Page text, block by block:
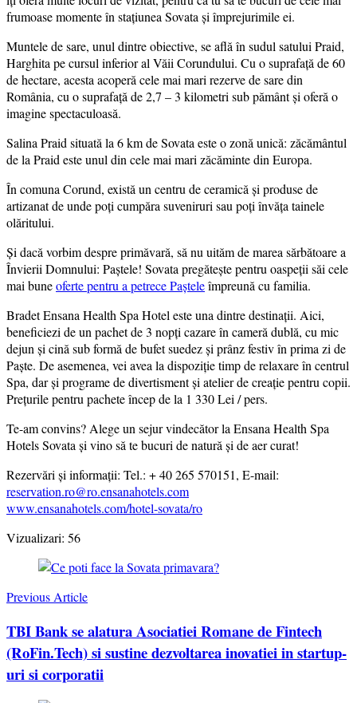
frumoase momente în stațiunea Sovata și împrejurimile ei.
Muntele de sare, unul dintre obiective, se află în sudul satului Praid,
Harghita pe cursul inferior al Văii Corundului. Cu o suprafață de 60
de hectare, acesta acoperă cele mai mari rezerve de sare din
România, cu o suprafață de 2,7 – 3 kilometri sub pământ şi oferă o
imagine spectaculoasă.
Salina Praid situată la 6 km de Sovata este o zonă unică: zăcământul
de la Praid este unul din cele mai mari zăcăminte din Europa.
În comuna Corund, există un centru de ceramică şi produse de
artizanat de unde poți cumpăra suveniruri sau poți învăţa tainele
olăritului.
Și dacă vorbim despre primăvară, să nu uităm de marea sărbătoare a
Învierii Domnului: Paștele! Sovata pregătește pentru oaspeții săi cele
mai buneoferte pentru a petrece Pașteleîmpreună cu familia.
Bradet Ensana Health Spa Hotel este una dintre destinații. Aici,
beneficiezi de un pachet de 3 nopți cazare în cameră dublă, cu mic
dejun și cină sub formă de bufet suedez și prânz festiv în prima zi de
Paște. De asemenea, vei avea la dispoziție timp de relaxare în centrul
Spa, dar și programe de divertisment și atelier de creație pentru copii.
Prețurile pentru pachete încep de la 1 330 Lei / pers.
Te-am convins? Alege un sejur vindecător la Ensana Health Spa
Hotels Sovata și vino să te bucuri de natură și de aer curat!
Rezervări și informații: Tel.: + 40 265 570151, E-mail:
reservation.ro@ro.ensanahotels.com
www.ensanahotels.com/hotel-sovata/ro
Vizualizari: 56
Post
Navigation
Previous Article
TBI Bank se alatura Asociatiei Romane de Fintech
(RoFin.Tech) si sustine dezvoltarea inovatiei in startup-
uri si corporatii